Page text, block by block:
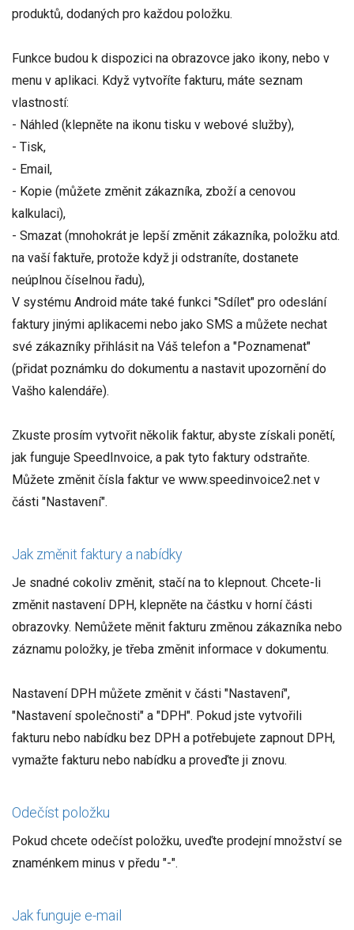
produktů, dodaných pro každou položku.
Funkce budou k dispozici na obrazovce jako ikony, nebo v
menu v aplikaci. Když vytvoříte fakturu, máte seznam
vlastností:
- Náhled (klepněte na ikonu tisku v webové služby),
- Tisk,
- Email,
- Kopie (můžete změnit zákazníka, zboží a cenovou
kalkulaci),
- Smazat (mnohokrát je lepší změnit zákazníka, položku atd.
na vaší faktuře, protože když ji odstraníte, dostanete
neúplnou číselnou řadu),
V systému Android máte také funkci "Sdílet" pro odeslání
faktury jinými aplikacemi nebo jako SMS a můžete nechat
své zákazníky přihlásit na Váš telefon a "Poznamenat"
(přidat poznámku do dokumentu a nastavit upozornění do
Vašho kalendáře).
Zkuste prosím vytvořit několik faktur, abyste získali ponětí,
jak funguje SpeedInvoice, a pak tyto faktury odstraňte.
Můžete změnit čísla faktur ve www.speedinvoice2.net v
části "Nastavení".
Jak změnit faktury a nabídky
Je snadné cokoliv změnit, stačí na to klepnout. Chcete-li
změnit nastavení DPH, klepněte na částku v horní části
obrazovky. Nemůžete měnit fakturu změnou zákazníka nebo
záznamu položky, je třeba změnit informace v dokumentu.
Nastavení DPH můžete změnit v části "Nastavení",
"Nastavení společnosti" a "DPH". Pokud jste vytvořili
fakturu nebo nabídku bez DPH a potřebujete zapnout DPH,
vymažte fakturu nebo nabídku a proveďte ji znovu.
Odečíst položku
Pokud chcete odečíst položku, uveďte prodejní množství se
znaménkem minus v předu "-".
Jak funguje e-mail